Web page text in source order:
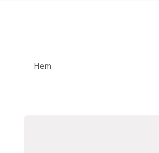
Hem